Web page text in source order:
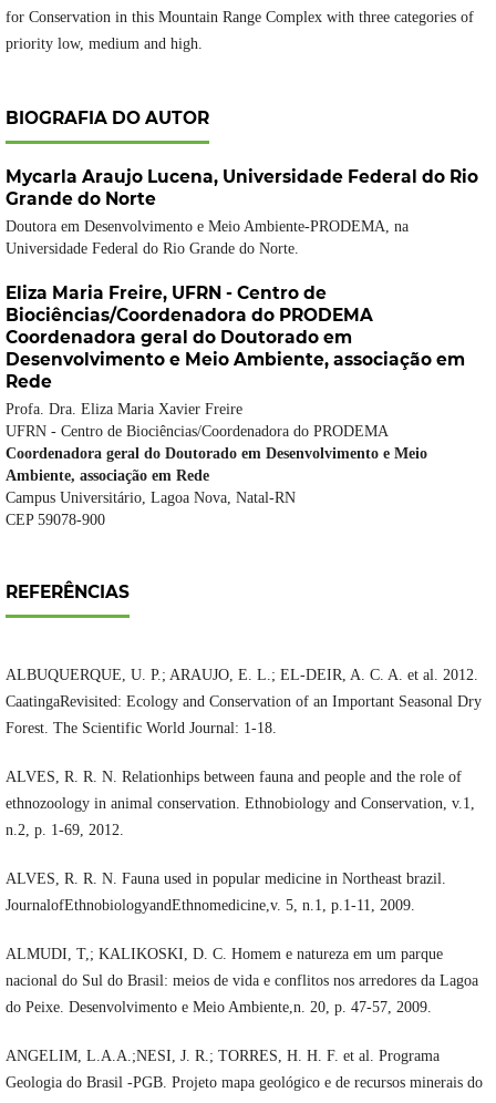
for Conservation in this Mountain Range Complex with three categories of
priority low, medium and high.
BIOGRAFIA DO AUTOR
Mycarla Araujo Lucena, Universidade Federal do Rio
Grande do Norte
Doutora em Desenvolvimento e Meio Ambiente-PRODEMA, na
Universidade Federal do Rio Grande do Norte.
Eliza Maria Freire, UFRN - Centro de
Biociências/Coordenadora do PRODEMA
Coordenadora geral do Doutorado em
Desenvolvimento e Meio Ambiente, associação em
Rede
Profa. Dra. Eliza Maria Xavier Freire
UFRN - Centro de Biociências/Coordenadora do PRODEMA
Coordenadora geral do Doutorado em Desenvolvimento e Meio
Ambiente, associação em Rede
Campus Universitário, Lagoa Nova, Natal-RN
CEP 59078-900
REFERÊNCIAS
ALBUQUERQUE, U. P.; ARAUJO, E. L.; EL-DEIR, A. C. A. et al. 2012.
CaatingaRevisited: Ecology and Conservation of an Important Seasonal Dry
Forest. The Scientific World Journal: 1-18.
ALVES, R. R. N. Relationhips between fauna and people and the role of
ethnozoology in animal conservation. Ethnobiology and Conservation, v.1,
n.2, p. 1-69, 2012.
ALVES, R. R. N. Fauna used in popular medicine in Northeast brazil.
JournalofEthnobiologyandEthnomedicine,v. 5, n.1, p.1-11, 2009.
ALMUDI, T,; KALIKOSKI, D. C. Homem e natureza em um parque
nacional do Sul do Brasil: meios de vida e conflitos nos arredores da Lagoa
do Peixe. Desenvolvimento e Meio Ambiente,n. 20, p. 47-57, 2009.
ANGELIM, L.A.A.;NESI, J. R.; TORRES, H. H. F. et al. Programa
Geologia do Brasil -PGB. Projeto mapa geológico e de recursos minerais do